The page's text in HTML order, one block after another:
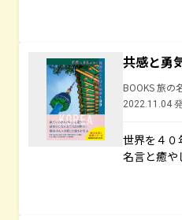
共感と勇
BOOKS 旅の
2022.11.04
世界を４０
名言と癒や